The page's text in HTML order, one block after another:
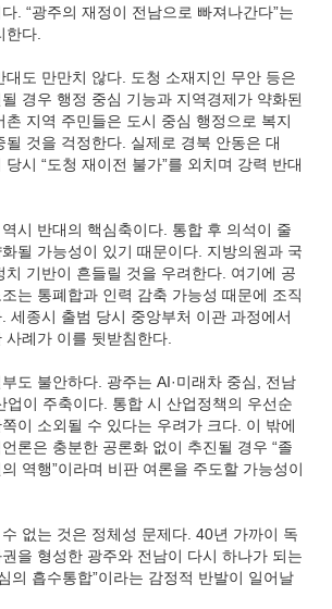
. “광주의 재정이 전남으로 빠져나간다”는
한다.
대도 만만치 않다. 도청 소재지인 무안 등은
경우 행정 중심 기능과 지역경제가 약화된
촌 지역 주민들은 도시 중심 행정으로 복지
될 것을 걱정한다. 실제로 경북 안동은 대
시 “도청 재이전 불가”를 외치며 강력 반대
시 반대의 핵심축이다. 통합 후 의석이 줄
될 가능성이 있기 때문이다. 지방의원과 국
치 기반이 흔들릴 것을 우려한다. 여기에 공
는 통폐합과 인력 감축 가능성 때문에 조직
세종시 출범 당시 중앙부처 이관 과정에서
사례가 이를 뒷받침한다.
도 불안하다. 광주는 AI·미래차 중심, 전남
업이 주축이다. 통합 시 산업정책의 우선순
이 소외될 수 있다는 우려가 크다. 이 밖에
론은 충분한 공론화 없이 추진될 경우 “졸
역행”이라며 비판 여론을 주도할 가능성이
없는 것은 정체성 문제다. 40년 가까이 독
을 형성한 광주와 전남이 다시 하나가 되는
의 흡수통합”이라는 감정적 반발이 일어날